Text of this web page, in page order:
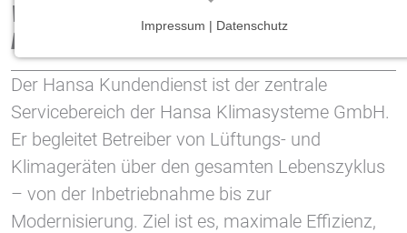
Was versteht man unter dem Hansa
Kundendienst?
Der Hansa Kundendienst ist der zentrale
Servicebereich der Hansa Klimasysteme GmbH.
Er begleitet Betreiber von Lüftungs- und
Klimageräten über den gesamten Lebenszyklus
– von der Inbetriebnahme bis zur
Modernisierung. Ziel ist es, maximale Effizienz,
Notwendige Cookies ermöglichen grundlegende
Funktionen und sind für die einwandfreie Funktion
der Website erforderlich.
Einverständnis-Cookie
Name:
cookie_consent
Impressum | Datenschutz